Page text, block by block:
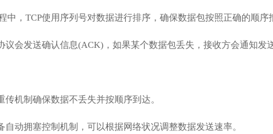
中，TCP使用序列号对数据进行排序，确保数据包按照正确的顺序
议会发送确认信息(ACK)，如果某个数据包丢失，接收方会通知发
传机制确保数据不丢失并按顺序到达。
自动拥塞控制机制，可以根据网络状况调整数据发送速率。